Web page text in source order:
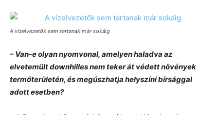
A vízelvezetők sem tartanak már sokáig
– Van-e olyan nyomvonal, amelyen haladva az
elvetemült downhilles nem teker át védett növények
termőterületén, és megúszhatja helyszíni bírsággal
adott esetben?